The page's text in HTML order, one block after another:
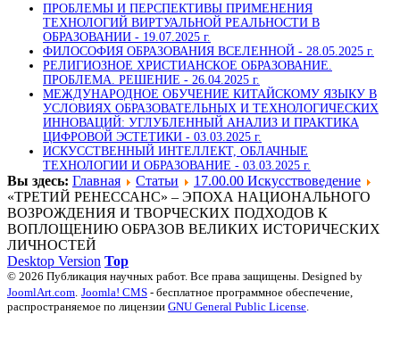
ПРОБЛЕМЫ И ПЕРСПЕКТИВЫ ПРИМЕНЕНИЯ
ТЕХНОЛОГИЙ ВИРТУАЛЬНОЙ РЕАЛЬНОСТИ В
ОБРАЗОВАНИИ - 19.07.2025 г.
ФИЛОСОФИЯ ОБРАЗОВАНИЯ ВСЕЛЕННОЙ - 28.05.2025 г.
РЕЛИГИОЗНОЕ ХРИСТИАНСКОЕ ОБРАЗОВАНИЕ.
ПРОБЛЕМА. РЕШЕНИЕ - 26.04.2025 г.
МЕЖДУНАРОДНОЕ ОБУЧЕНИЕ КИТАЙСКОМУ ЯЗЫКУ В
УСЛОВИЯХ ОБРАЗОВАТЕЛЬНЫХ И ТЕХНОЛОГИЧЕСКИХ
ИННОВАЦИЙ: УГЛУБЛЕННЫЙ АНАЛИЗ И ПРАКТИКА
ЦИФРОВОЙ ЭСТЕТИКИ - 03.03.2025 г.
ИСКУССТВЕННЫЙ ИНТЕЛЛЕКТ, ОБЛАЧНЫЕ
ТЕХНОЛОГИИ И ОБРАЗОВАНИЕ - 03.03.2025 г.
Вы здесь: Главная Статьи
17.00.00 Искусствоведение
«ТРЕТИЙ РЕНЕССАНС» – ЭПОХА НАЦИОНАЛЬНОГО
ВОЗРОЖДЕНИЯ И ТВОРЧЕСКИХ ПОДХОДОВ К
ВОПЛОЩЕНИЮ ОБРАЗОВ ВЕЛИКИХ ИСТОРИЧЕСКИХ
ЛИЧНОСТЕЙ
Desktop Version Top
© 2026 Публикация научных работ. Все права защищены. Designed by
JoomlArt.com Joomla! CMS - бесплатное программное обеспечение,
распространяемое по лицензии GNU General Public License